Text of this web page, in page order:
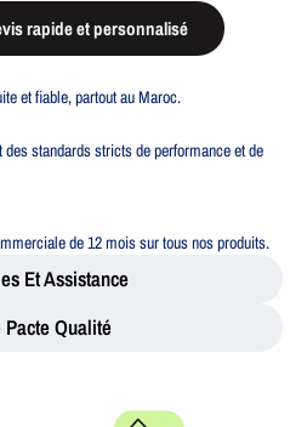
rapide et personnalisé
et fiable, partout au Maroc.
des standards stricts de performance et de
de 12 mois sur tous nos produits.
Et Assistance
Pacte Qualité